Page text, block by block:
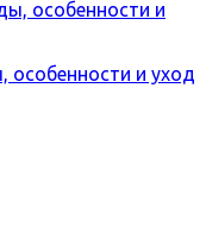
особенности и уход